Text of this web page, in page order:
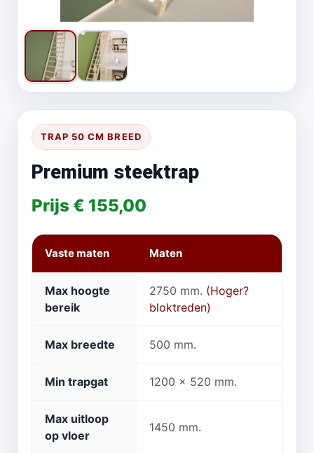
TRAP 50 CM BREED
Premium steektrap
Prijs € 155,00
Vaste maten Maten
Max hoogte
bereik
2750 mm. (Hoger?
bloktreden)
Max breedte 500 mm.
Min trapgat 1200 x 520 mm.
Max uitloop
op vloer
1450 mm.